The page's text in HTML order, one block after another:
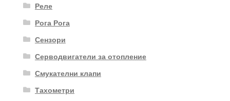
Реле
Рога Рога
Сензори
Серводвигатели за отопление
Смукателни клапи
Тахометри